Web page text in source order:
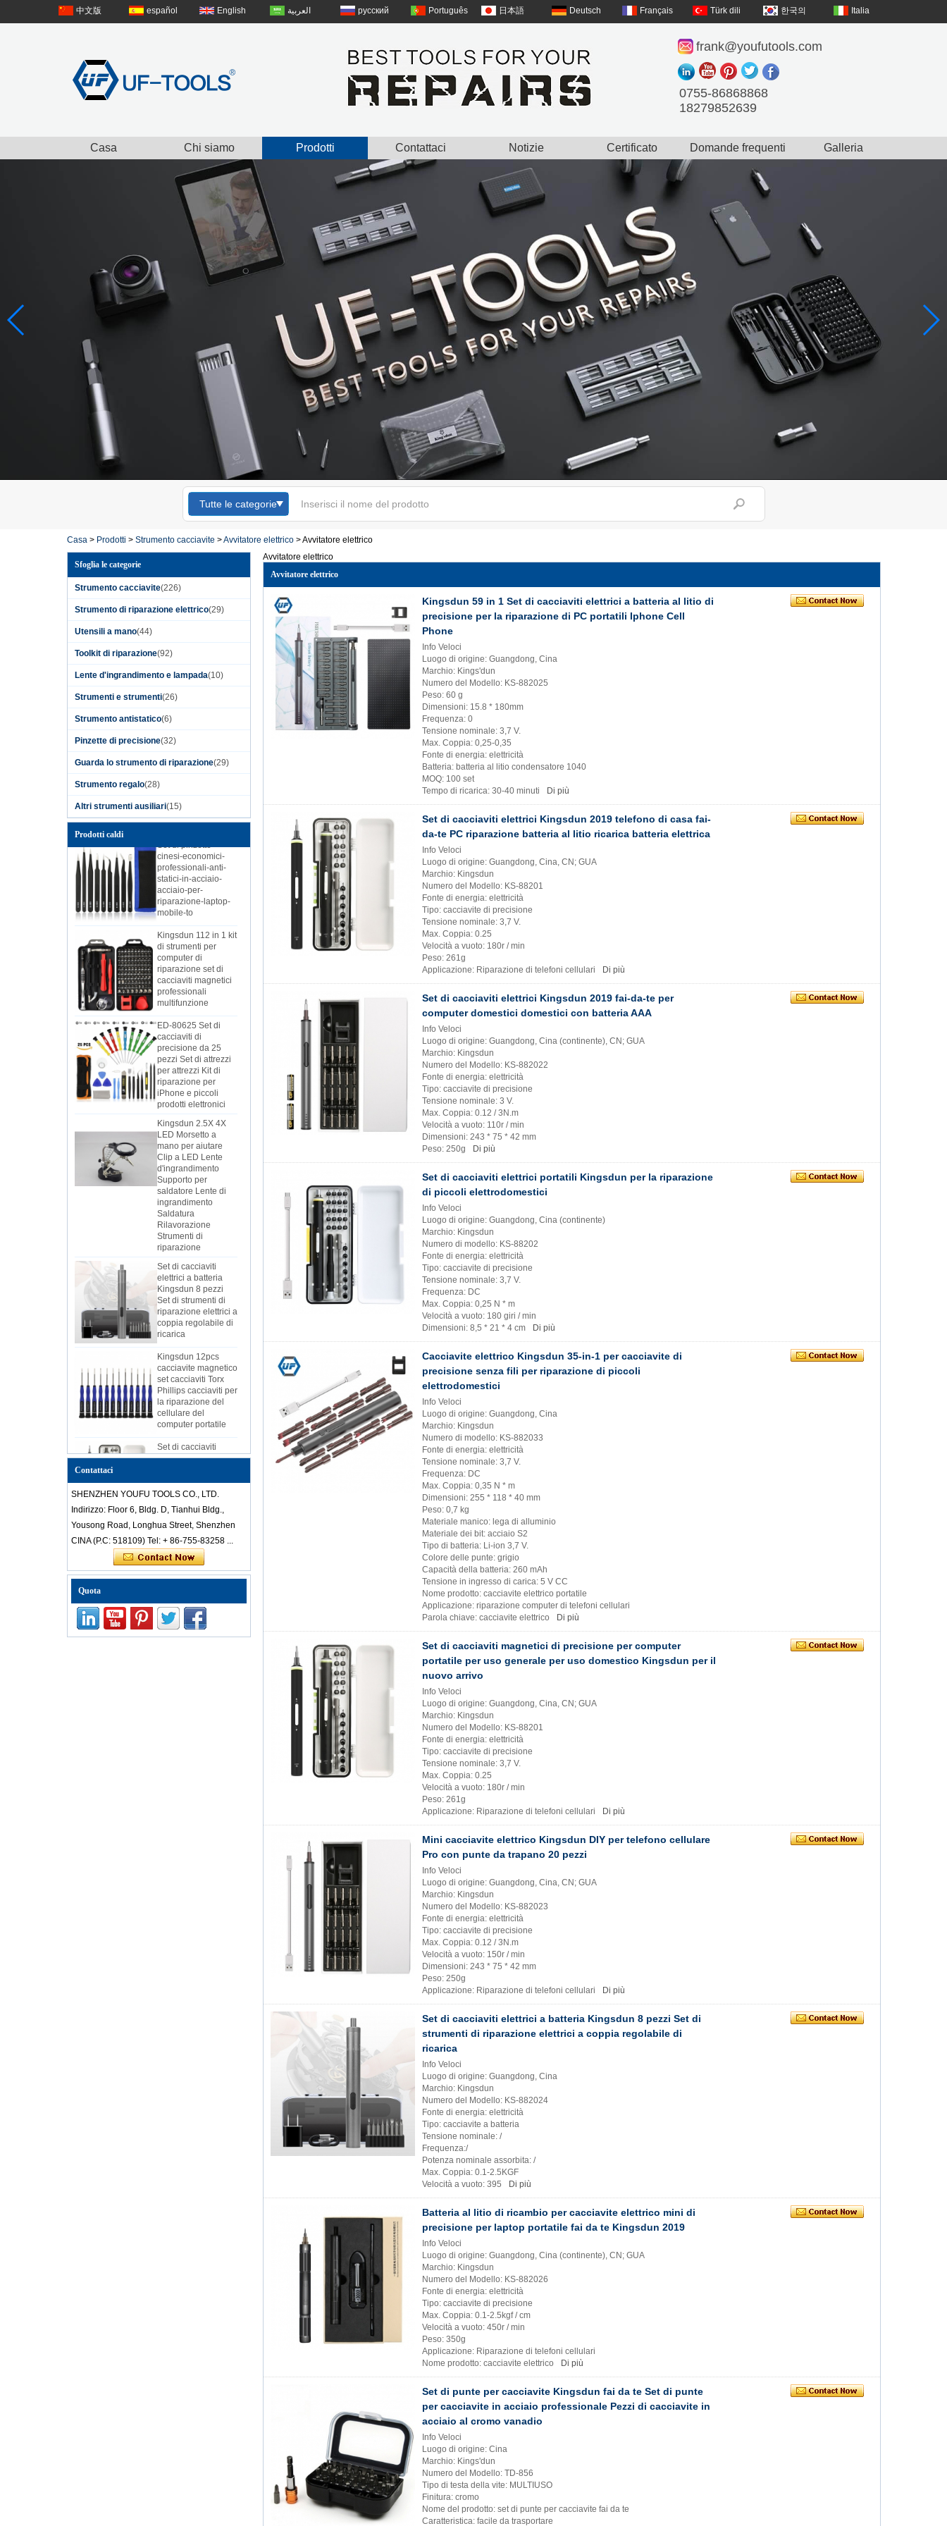
中文版 español English العربية русский Português 日本語 Deutsch Français Türk dili 한국의 Italia
frank@youfutools.com
0755-86868868
18279852639
Casa Chi siamo Prodotti Contattaci Notizie Certificato Domande frequenti Galleria
Tutte le categorie
Casa > Prodotti > Strumento cacciavite >Avvitatore elettrico>Avvitatore elettrico
Sfoglia le categorie
Strumento cacciavite(226)
Strumento di riparazione elettrico(29)
Utensili a mano(44)
Toolkit di riparazione(92)
Lente d'ingrandimento e lampada(10)
Strumenti e strumenti(26)
Strumento antistatico(6)
Pinzette di precisione(32)
Guarda lo strumento di riparazione(29)
Strumento regalo(28)
Altri strumenti ausiliari(15)
Prodotti caldi
Kingsdun 12pcs
cacciavite magnetico
set cacciaviti Torx
Phillips cacciaviti per
la riparazione del
cellulare del
computer portatile
Set di cacciaviti
elettrici Kingsdun
2019 telefono di
casa fai-da-te PC
riparazione batteria
al litio ricarica
batteria elettrica
professionali-anti-
statici-in-acciaio-
acciaio-per-
riparazione-laptop-
mobile-to
Kingsdun 112 in 1 kit
di strumenti per
computer di
riparazione set di
cacciaviti magnetici
professionali
multifunzione
ED-80625 Set di
cacciaviti di
precisione da 25
pezzi Set di attrezzi
per attrezzi Kit di
riparazione per
iPhone e piccoli
prodotti elettronici
Kingsdun 2.5X 4X
LED Morsetto a
mano per aiutare
Clip a LED Lente
d'ingrandimento
Supporto per
saldatore Lente di
ingrandimento
Saldatura
Rilavorazione
Strumenti di
riparazione
Set di cacciaviti
elettrici a batteria
Kingsdun 8 pezzi
Set di strumenti di
riparazione elettrici a
coppia regolabile di
ricarica
Kingsdun 12pcs
cacciavite magnetico
set cacciaviti Torx
Phillips cacciaviti per
la riparazione del
cellulare del
computer portatile
Set di cacciaviti
elettrici Kingsdun
2019 telefono di
batteria elettrica
Set di pinzette-
cinesi-economici-
professionali-anti-
statici-in-acciaio-
acciaio-per-
riparazione-laptop-
Kingsdun 112 in 1 kit
di strumenti per
Contattaci
SHENZHEN YOUFU TOOLS CO., LTD.
Indirizzo: Floor 6, Bldg. D, Tianhui Bldg.,
Yousong Road, Longhua Street, Shenzhen
CINA (P.C: 518109) Tel: + 86-755-83258 ...
Quota
Avvitatore elettrico
Avvitatore elettrico
Kingsdun 59 in 1 Set di cacciaviti elettrici a batteria al litio di
precisione per la riparazione di PC portatili Iphone Cell
Phone
Info Veloci
Luogo di origine: Guangdong, Cina
Marchio: Kings'dun
Numero del Modello: KS-882025
Peso: 60 g
Dimensioni: 15.8 * 180mm
Frequenza: 0
Tensione nominale: 3,7 V.
Max. Coppia: 0,25-0,35
Fonte di energia: elettricità
Batteria: batteria al litio condensatore 1040
MOQ: 100 set
Tempo di ricarica: 30-40 minuti
Di più
Set di cacciaviti elettrici Kingsdun 2019 telefono di casa fai-
da-te PC riparazione batteria al litio ricarica batteria elettrica
Info Veloci
Luogo di origine: Guangdong, Cina, CN; GUA
Marchio: Kingsdun
Numero del Modello: KS-88201
Fonte di energia: elettricità
Tipo: cacciavite di precisione
Tensione nominale: 3,7 V.
Max. Coppia: 0.25
Velocità a vuoto: 180r / min
Peso: 261g
Applicazione: Riparazione di telefoni cellulari
Di più
Set di cacciaviti elettrici Kingsdun 2019 fai-da-te per
computer domestici domestici con batteria AAA
Info Veloci
Luogo di origine: Guangdong, Cina (continente), CN; GUA
Marchio: Kingsdun
Numero del Modello: KS-882022
Fonte di energia: elettricità
Tipo: cacciavite di precisione
Tensione nominale: 3 V.
Max. Coppia: 0.12 / 3N.m
Velocità a vuoto: 110r / min
Dimensioni: 243 * 75 * 42 mm
Peso: 250g
Di più
Set di cacciaviti elettrici portatili Kingsdun per la riparazione
di piccoli elettrodomestici
Info Veloci
Luogo di origine: Guangdong, Cina (continente)
Marchio: Kingsdun
Numero di modello: KS-88202
Fonte di energia: elettricità
Tipo: cacciavite di precisione
Tensione nominale: 3,7 V.
Frequenza: DC
Max. Coppia: 0,25 N * m
Velocità a vuoto: 180 giri / min
Dimensioni: 8,5 * 21 * 4 cm
Di più
Cacciavite elettrico Kingsdun 35-in-1 per cacciavite di
precisione senza fili per riparazione di piccoli
elettrodomestici
Info Veloci
Luogo di origine: Guangdong, Cina
Marchio: Kingsdun
Numero di modello: KS-882033
Fonte di energia: elettricità
Tensione nominale: 3,7 V.
Frequenza: DC
Max. Coppia: 0,35 N * m
Dimensioni: 255 * 118 * 40 mm
Peso: 0,7 kg
Materiale manico: lega di alluminio
Materiale dei bit: acciaio S2
Tipo di batteria: Li-ion 3,7 V.
Colore delle punte: grigio
Capacità della batteria: 260 mAh
Tensione in ingresso di carica: 5 V CC
Nome prodotto: cacciavite elettrico portatile
Applicazione: riparazione computer di telefoni cellulari
Parola chiave: cacciavite elettrico
Di più
Set di cacciaviti magnetici di precisione per computer
portatile per uso generale per uso domestico Kingsdun per il
nuovo arrivo
Info Veloci
Luogo di origine: Guangdong, Cina, CN; GUA
Marchio: Kingsdun
Numero del Modello: KS-88201
Fonte di energia: elettricità
Tipo: cacciavite di precisione
Tensione nominale: 3,7 V.
Max. Coppia: 0.25
Velocità a vuoto: 180r / min
Peso: 261g
Applicazione: Riparazione di telefoni cellulari
Di più
Mini cacciavite elettrico Kingsdun DIY per telefono cellulare
Pro con punte da trapano 20 pezzi
Info Veloci
Luogo di origine: Guangdong, Cina, CN; GUA
Marchio: Kingsdun
Numero del Modello: KS-882023
Fonte di energia: elettricità
Tipo: cacciavite di precisione
Max. Coppia: 0.12 / 3N.m
Velocità a vuoto: 150r / min
Dimensioni: 243 * 75 * 42 mm
Peso: 250g
Applicazione: Riparazione di telefoni cellulari
Di più
Set di cacciaviti elettrici a batteria Kingsdun 8 pezzi Set di
strumenti di riparazione elettrici a coppia regolabile di
ricarica
Info Veloci
Luogo di origine: Guangdong, Cina
Marchio: Kingsdun
Numero del Modello: KS-882024
Fonte di energia: elettricità
Tipo: cacciavite a batteria
Tensione nominale: /
Frequenza:/
Potenza nominale assorbita: /
Max. Coppia: 0.1-2.5KGF
Velocità a vuoto: 395
Di più
Batteria al litio di ricambio per cacciavite elettrico mini di
precisione per laptop portatile fai da te Kingsdun 2019
Info Veloci
Luogo di origine: Guangdong, Cina (continente), CN; GUA
Marchio: Kingsdun
Numero del Modello: KS-882026
Fonte di energia: elettricità
Tipo: cacciavite di precisione
Max. Coppia: 0.1-2.5kgf / cm
Velocità a vuoto: 450r / min
Peso: 350g
Applicazione: Riparazione di telefoni cellulari
Nome prodotto: cacciavite elettrico
Di più
Set di punte per cacciavite Kingsdun fai da te Set di punte
per cacciavite in acciaio professionale Pezzi di cacciavite in
acciaio al cromo vanadio
Info Veloci
Luogo di origine: Cina
Marchio: Kings'dun
Numero del Modello: TD-856
Tipo di testa della vite: MULTIUSO
Finitura: cromo
Nome del prodotto: set di punte per cacciavite fai da te
Caratteristica: facile da trasportare